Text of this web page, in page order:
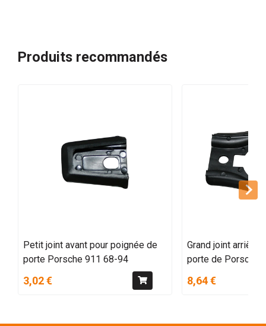
Produits recommandés
Petit joint avant pour poignée de
porte Porsche 911 68-94
3,02 €
Grand joint arrière
porte de Porsche
8,64 €